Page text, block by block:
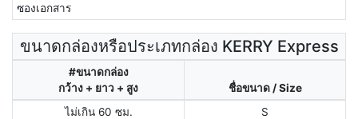
ซองเอกสาร
ขนาดกล่องหรือประเภทกล่อง KERRY Express
#ขนาดกล่อง
กว้าง + ยาว + สูง
ชื่อขนาด / Size
ไม่เกิน 60 ซม.
S